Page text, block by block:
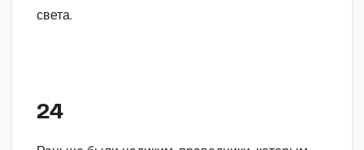
света.
24